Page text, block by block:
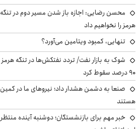
محسن رضایی: اجازه باز شدن مسیر دوم در تنگه
هرمز را نخواهیم داد
تنهایی، کمبود ویتامین می‌آورد؟
شوک به بازار نفت/ تردد نفتکش‌ها در تنگه هرمز
۹۰ درصد سقوط کرد
صنعا به دشمن هشدار داد؛ نیروهای ما در کمین
هستند
خبر مهم برای بازنشستگان؛ دوشنبه آینده منتظر